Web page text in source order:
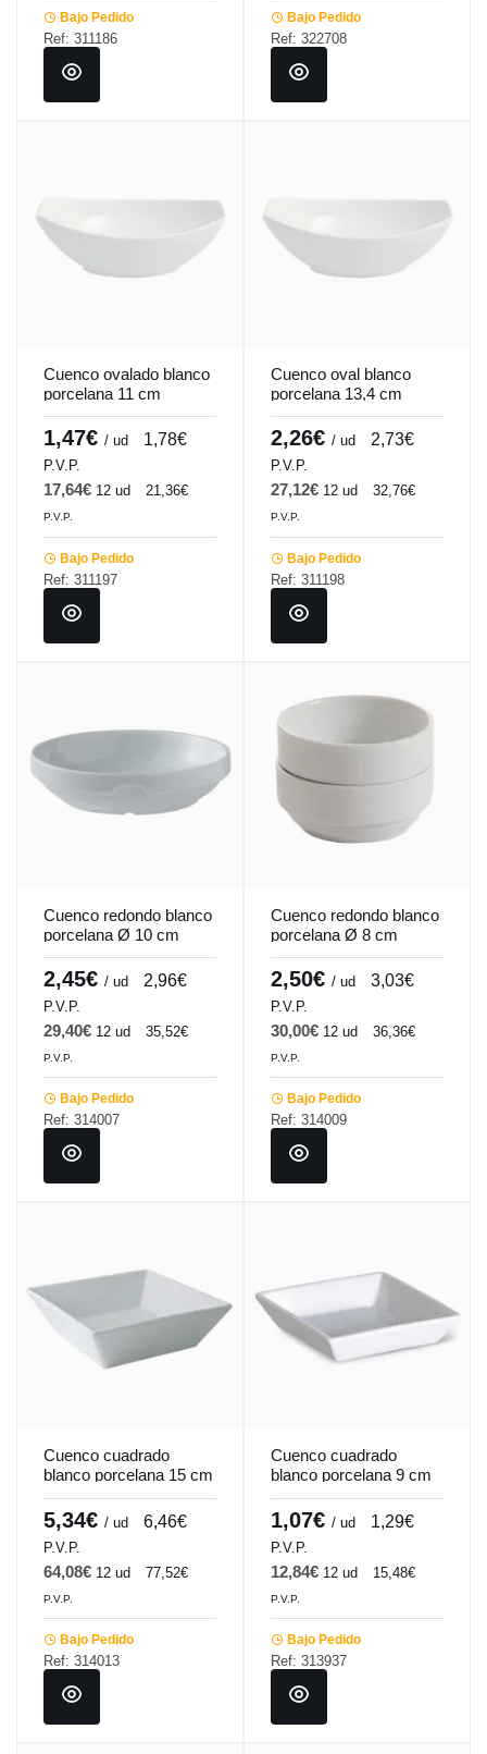
Bajo Pedido
Ref: 311186
Bajo Pedido
Ref: 322708
Cuenco ovalado blanco
porcelana 11 cm
Matcha Pro.mundi
1,47€ / ud 1,78€
P.V.P.
17,64€ 12 ud 21,36€
P.V.P.
Bajo Pedido
Ref: 311197
Cuenco oval blanco
porcelana 13,4 cm
Matcha Pro.mundi
2,26€ / ud 2,73€
P.V.P.
27,12€ 12 ud 32,76€
P.V.P.
Bajo Pedido
Ref: 311198
Cuenco redondo blanco
porcelana Ø 10 cm
Cafett Pro.mundi
2,45€ / ud 2,96€
P.V.P.
29,40€ 12 ud 35,52€
P.V.P.
Bajo Pedido
Ref: 314007
Cuenco redondo blanco
porcelana Ø 8 cm
Cafett Pro.mundi
2,50€ / ud 3,03€
P.V.P.
30,00€ 12 ud 36,36€
P.V.P.
Bajo Pedido
Ref: 314009
Cuenco cuadrado
blanco porcelana 15 cm
Classic Square
Pro.mundi
5,34€ / ud 6,46€
P.V.P.
64,08€ 12 ud 77,52€
P.V.P.
Bajo Pedido
Ref: 314013
Cuenco cuadrado
blanco porcelana 9 cm
Edina Pro.mundi
1,07€ / ud 1,29€
P.V.P.
12,84€ 12 ud 15,48€
P.V.P.
Bajo Pedido
Ref: 313937